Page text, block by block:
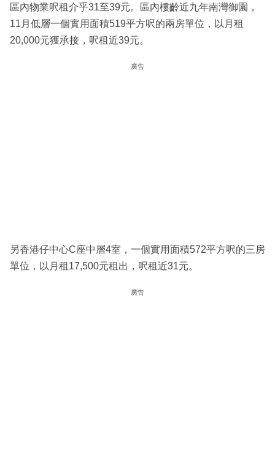
區內物業呎租介乎31至39元。區內樓齡近九年南灣御園，
11月低層一個實用面積519平方呎的兩房單位，以月租
20,000元獲承接，呎租近39元。
廣告
另香港仔中心C座中層4室，一個實用面積572平方呎的三房
單位，以月租17,500元租出，呎租近31元。
廣告